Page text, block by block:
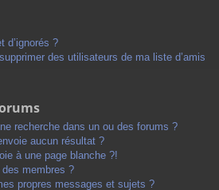
d’ignorés ?
des utilisateurs de ma liste d’amis
recherche dans un ou des forums ?
aucun résultat ?
à une page blanche ?!
membres ?
propres messages et sujets ?